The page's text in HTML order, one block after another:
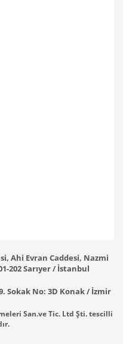
Ahi Evran Caddesi, Nazmi
202 Sarıyer / İstanbul
Sokak No: 3D Konak / İzmir
San.ve Tic. Ltd Şti. tescilli